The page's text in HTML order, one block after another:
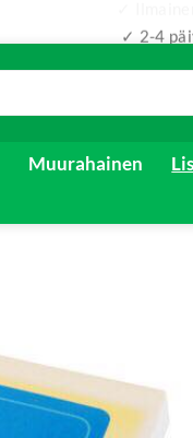
Muurahainen
✓ 2-4